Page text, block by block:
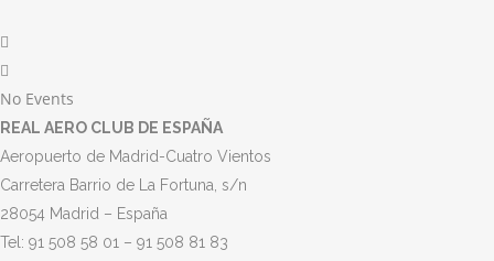
No Events
REAL AERO CLUB DE ESPAÑA
Aeropuerto de Madrid-Cuatro Vientos
Carretera Barrio de La Fortuna, s/n
28054 Madrid – España
Tel: 91 508 58 01 – 91 508 81 83